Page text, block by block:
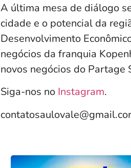
A última mesa de diálogo
cidade e o potencial da
Desenvolvimento
negócios da franquia
novos negócios do Partage
Siga-nos no Instagram.